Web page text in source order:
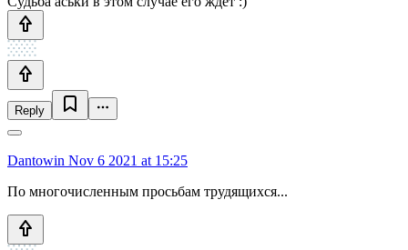
Reply
Dantowin Nov 6 2021 at 15:25
По многочисленным просьбам трудящихся...